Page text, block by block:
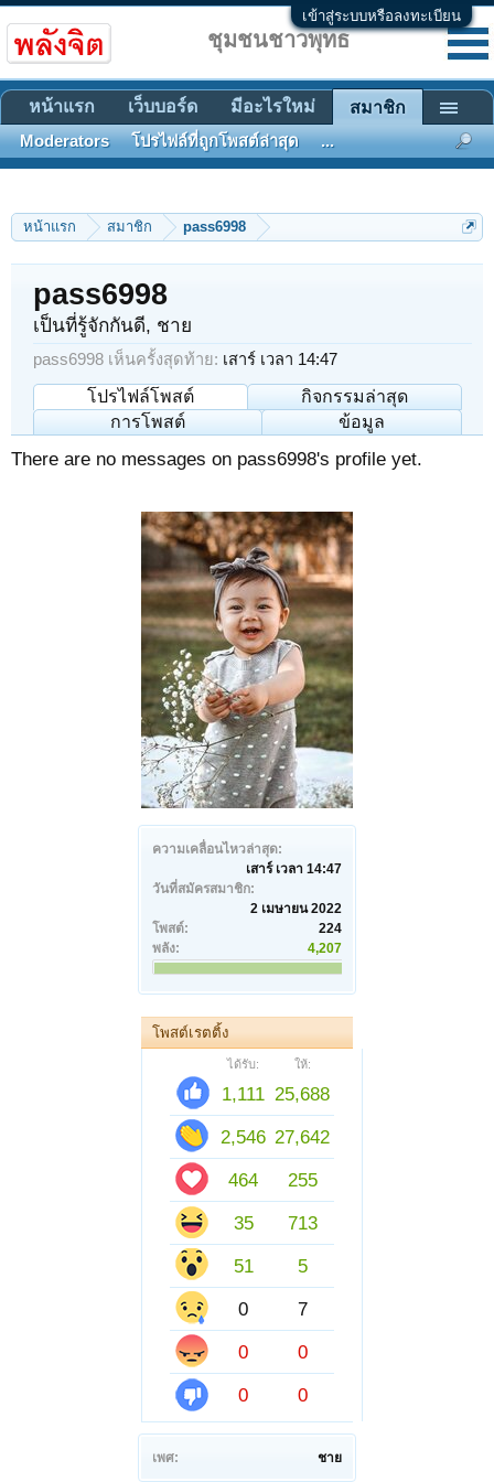
เข้าสู่ระบบหรือลงทะเบียน
หน้าแรก สมาชิก pass6998
ความเคลื่อนไหวล่าสุด:
เสาร์ เวลา 14:47
วันที่สมัครสมาชิก:
2 เมษายน 2022
โพสต์:
224
พลัง:
4,207
โพสต์เรตติ้ง
ได้รับ: ให้:
1,111 25,688
2,546 27,642
464
255
35
713
51
5
0
7
0
0
0
0
เพศ: ชาย
pass6998
เป็นที่รู้จักกันดี, ชาย
pass6998 เห็นครั้งสุดท้าย: เสาร์ เวลา 14:47
โปรไฟล์โพสต์
กิจกรรมล่าสุด
การโพสต์
ข้อมูล
There are no messages on pass6998's profile yet.
ชุมชนชาวพุทธ
หน้าแรก เว็บบอร์ด มีอะไรใหม่ สมาชิก
Moderators โปรไฟล์ที่ถูกโพสต์ล่าสุด ...